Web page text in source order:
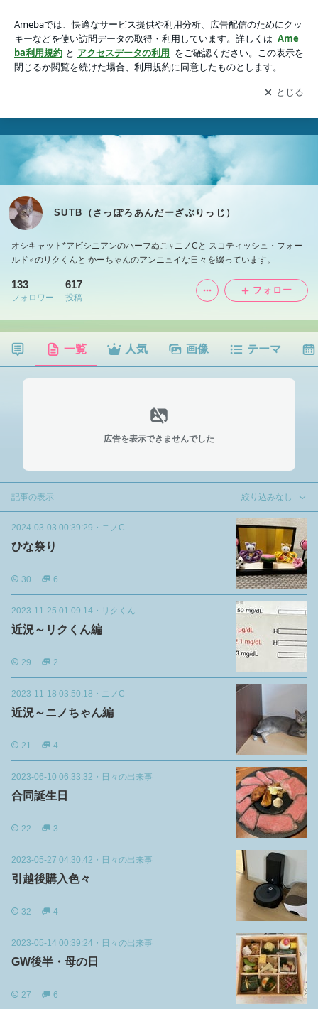
アプリをダウンロードして ブログの更新通知
を受け取りまし
ょう。
開く
SUTB（さっぽろあんだーざぶりっじ）
オシキャット*アビシニアンのハーフぬこ♀ニノCと スコティッシュ・フォー
ルド♂のリクくんと かーちゃんのアンニュイな日々を綴っています。
133
フォロワー
617
投稿
フォロー
一覧 人気 画像 テーマ
広告を表示できませんでした
記事の表示 絞り込みなし
2024-03-03 00:39:29 ・ ニノC
ひな祭り
30 6
2023-11-25 01:09:14 ・ リクくん
近況～リクくん編
29 2
2023-11-18 03:50:18 ・ ニノC
近況～ニノちゃん編
21 4
2023-06-10 06:33:32 ・ 日々の出来事
合同誕生日
22 3
2023-05-27 04:30:42 ・ 日々の出来事
引越後購入色々
32 4
2023-05-14 00:39:24 ・ 日々の出来事
GW後半・母の日
27 6